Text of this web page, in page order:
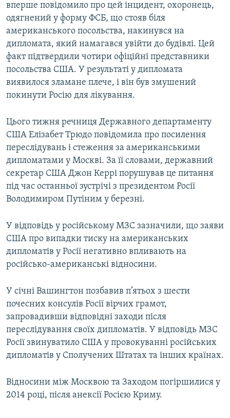
вперше повідомило про цей інцидент, охоронець,
одягнений у форму ФСБ, що стояв біля
американського посольства, накинувся на
дипломата, який намагався увійти до будівлі. Цей
факт підтвердили чотири офіційні представники
посольства США. У результаті у дипломата
виявилося зламане плече, і він був змушений
покинути Росію для лікування.
Цього тижня речниця Державного департаменту
США Елізабет Трюдо повідомила про посилення
переслідувань і стеження за американськими
дипломатами у Москві. За її словами, державний
секретар США Джон Керрі порушував це питання
під час останньої зустрічі з президентом Росії
Володимиром Путіним у березні.
У відповідь у російському МЗС зазначили, що заяви
США про випадки тиску на американських
дипломатів у Росії негативно впливають на
російсько-американські відносини.
У січні Вашингтон позбавив п’ятьох з шести
почесних консулів Росії вірчих грамот,
запровадивши відповідні заходи після
переслідування своїх дипломатів. У відповідь МЗС
Росії звинуватило США у провокуванні російських
дипломатів у Сполучених Штатах та інших країнах.
Відносини між Москвою та Заходом погіршилися у
2014 році, після анексії Росією Криму.